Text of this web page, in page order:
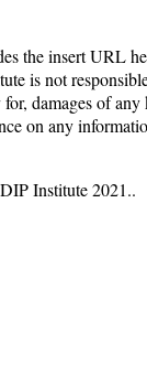
the insert URL
is not
damages of
on any
Institute 2021..